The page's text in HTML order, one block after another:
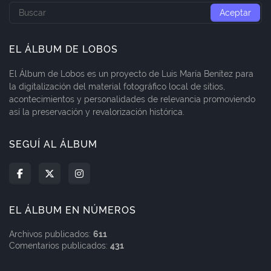
EL ÁLBUM DE LOBOS
El Álbum de Lobos es un proyecto de Luis María Benítez para
la digitalización del material fotográfico local de sitios,
acontecimientos y personalidades de relevancia promoviendo
así la preservación y revalorización histórica.
SEGUÍ AL ÁLBUM
EL ÁLBUM EN NÚMEROS
Archivos publicados: 611
Comentarios publicados: 431